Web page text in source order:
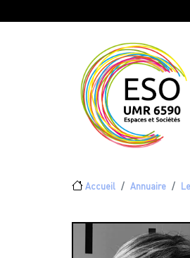
Fil d'Ariane
Accueil Annuaire